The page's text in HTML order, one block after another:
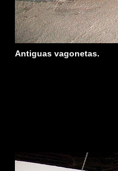
Antiguas vagonetas.